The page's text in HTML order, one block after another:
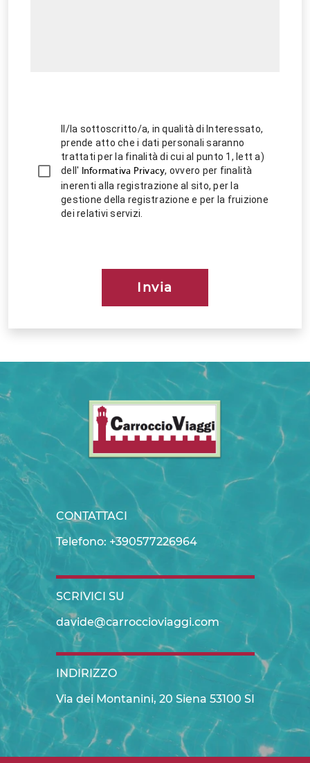
Il/la sottoscritto/a, in qualità di Interessato,
prende atto che i dati personali saranno
trattati per la finalità di cui al punto 1, lett a)
dell' Informativa Privacy, ovvero per finalità
inerenti alla registrazione al sito, per la
gestione della registrazione e per la fruizione
dei relativi servizi.
Invia
CONTATTACI
Telefono: +390577226964
SCRIVICI SU
davide@carroccioviaggi.com
INDIRIZZO
Via dei Montanini, 20 Siena 53100 SI